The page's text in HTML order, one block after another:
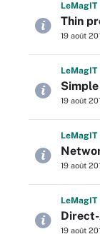
LeMagIT
Thin
19 août
LeMagIT
19 août
LeMagIT
19 août
LeMagIT
19 août